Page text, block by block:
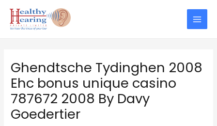
content
Main
Ghendtsche Tydinghen 2008
Ehc bonus unique casino
787672 2008 By Davy
Goedertier
navigation